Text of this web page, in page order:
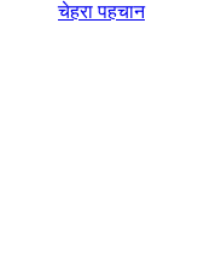
चेहरा पहचान